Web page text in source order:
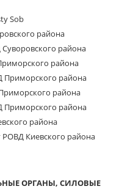
Sob
района
района
района
Приморского района
района
Приморского района
района
Киевского района
ОРГАНЫ, СИЛОВЫЕ